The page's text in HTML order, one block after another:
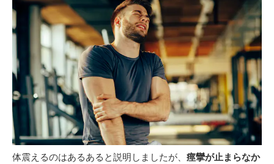
体震えるのはあるあると説明しましたが、 痙攣が止まらなか